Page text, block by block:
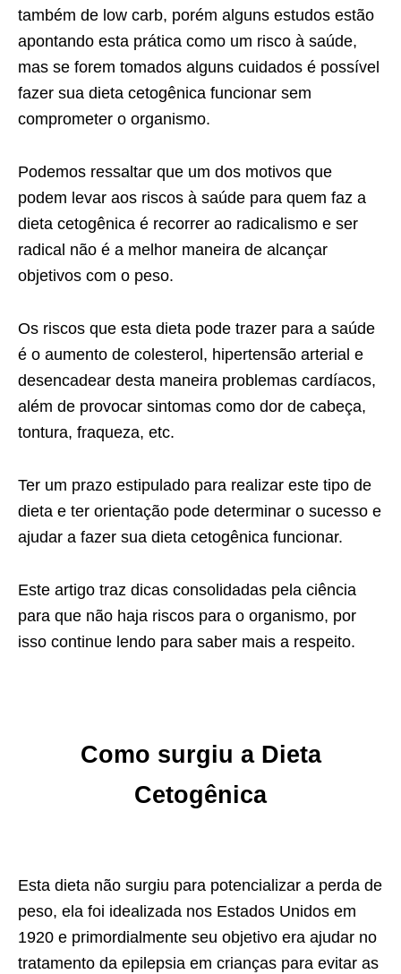
também de low carb, porém alguns estudos estão
apontando esta prática como um risco à saúde,
mas se forem tomados alguns cuidados é possível
fazer sua dieta cetogênica funcionar sem
comprometer o organismo.
Podemos ressaltar que um dos motivos que
podem levar aos riscos à saúde para quem faz a
dieta cetogênica é recorrer ao radicalismo e ser
radical não é a melhor maneira de alcançar
objetivos com o peso.
Os riscos que esta dieta pode trazer para a saúde
é o aumento de colesterol, hipertensão arterial e
desencadear desta maneira problemas cardíacos,
além de provocar sintomas como dor de cabeça,
tontura, fraqueza, etc.
Ter um prazo estipulado para realizar este tipo de
dieta e ter orientação pode determinar o sucesso e
ajudar a fazer sua dieta cetogênica funcionar.
Este artigo traz dicas consolidadas pela ciência
para que não haja riscos para o organismo, por
isso continue lendo para saber mais a respeito.
Como surgiu a Dieta
Cetogênica
Esta dieta não surgiu para potencializar a perda de
peso, ela foi idealizada nos Estados Unidos em
1920 e primordialmente seu objetivo era ajudar no
tratamento da epilepsia em crianças para evitar as